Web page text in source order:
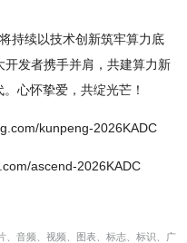
续以技术创新筑牢算力底
发者携手并肩，共建算力新
心怀挚爱，共绽光芒！
kunpeng-2026KADC
ascend-2026KADC
、音频、视频、图表、标志、标识、广